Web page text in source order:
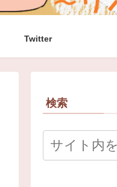
Twitter
検索